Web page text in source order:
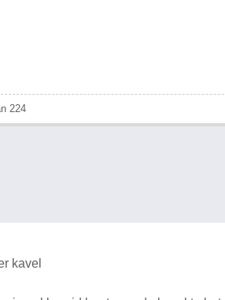
224
kavel